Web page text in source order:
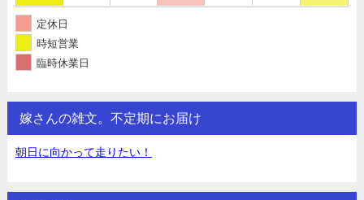
定休日
時短営業
臨時休業日
嫁さんの雑文。不定期にお届け
朝日に向かって走りたい！